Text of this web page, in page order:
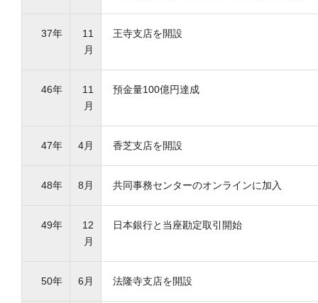
37年
11
月
王寺支店を開設
46年
11
月
預金量100億円達成
47年 4月 香芝支店を開設
48年 8月 共同事務センターのオンラインに加入
49年
12
月
日本銀行と当座勘定取引開始
50年 6月 法隆寺支店を開設